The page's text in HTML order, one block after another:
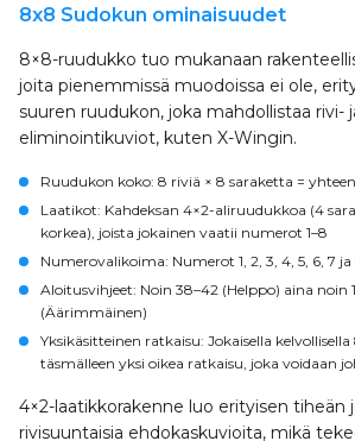
8x8 Sudokun ominaisuudet
8×8-ruudukko tuo mukanaan
joita pienemmissä muodoissa ei ole,
suuren ruudukon, joka mahdollistaa rivi-
eliminointikuviot, kuten X-Wingin.
Ruudukon koko: 8 riviä × 8 saraketta =
Laatikot: Kahdeksan 4×2-aliruudukkoa (4
korkea), joista jokainen vaatii numerot 1–8
Numerovalikoima: Numerot 1, 2, 3, 4, 5, 6, 7 ja
Aloitusvihjeet: Noin 38–42 (Helppo) aina noin
(Äärimmäinen)
Yksikäsitteinen ratkaisu: Jokaisella
täsmälleen yksi oikea ratkaisu, joka voidaan
4×2-laatikkorakenne luo erityisen tiheän
rivisuuntaisia ehdokaskuvioita, mikä